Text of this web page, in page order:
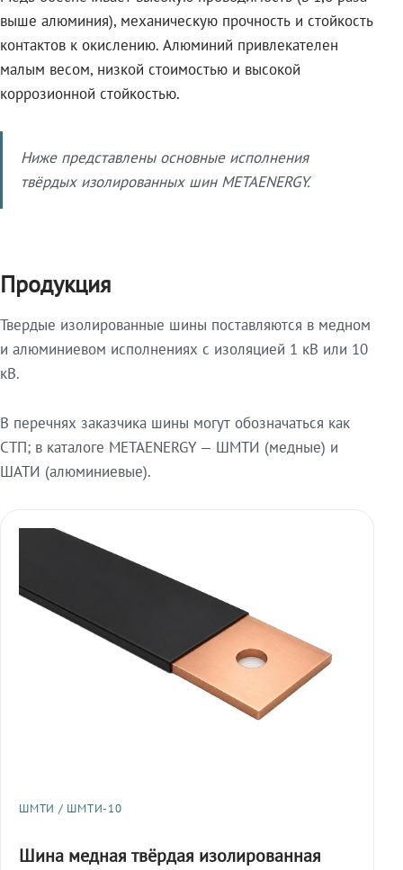
выше алюминия), механическую прочность и стойкость
контактов к окислению. Алюминий привлекателен
малым весом, низкой стоимостью и высокой
коррозионной стойкостью.
Ниже представлены основные исполнения
твёрдых изолированных шин METAENERGY.
Продукция
Твердые изолированные шины поставляются в медном
и алюминиевом исполнениях с изоляцией 1 кВ или 10
кВ.
В перечнях заказчика шины могут обозначаться как
СТП; в каталоге METAENERGY — ШМТИ (медные) и
ШАТИ (алюминиевые).
ШМТИ / ШМТИ-10
Шина медная твёрдая изолированная